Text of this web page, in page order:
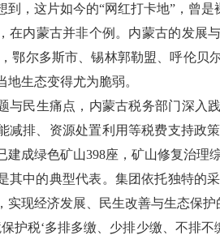
到，这片如今的“网红打卡地” ，曾
在内蒙古并非个例。内蒙古的发展
鄂尔多斯市、锡林郭勒盟、呼伦贝
地生态变得尤为脆弱。
与民生痛点，内蒙古税务部门深入
减排、资源处置利用等税费支持政
建成绿色矿山398座，矿山修复治理
其中的典型代表。集团依托独特的
实现经济发展、民生改善与生态保护
护税‘多排多缴、少排少缴、不排不